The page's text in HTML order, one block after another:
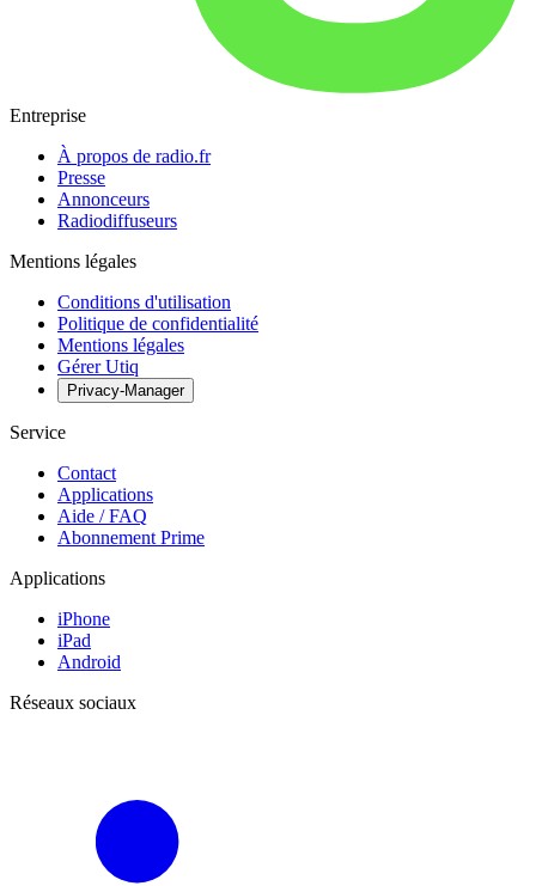
Entreprise
À propos de radio.fr
Presse
Annonceurs
Radiodiffuseurs
Mentions légales
Conditions d'utilisation
Politique de confidentialité
Mentions légales
Gérer Utiq
Privacy-Manager
Service
Contact
Applications
Aide / FAQ
Abonnement Prime
Applications
iPhone
iPad
Android
Réseaux sociaux